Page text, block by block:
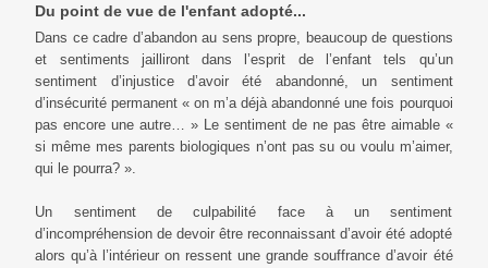
Du point de vue de l'enfant adopté...
Dans ce cadre d’abandon au sens propre, beaucoup de questions
et sentiments jailliront dans l’esprit de l’enfant tels qu’un
sentiment d’injustice d’avoir été abandonné, un sentiment
d’insécurité permanent « on m’a déjà abandonné une fois pourquoi
pas encore une autre… » Le sentiment de ne pas être aimable «
si même mes parents biologiques n’ont pas su ou voulu m’aimer,
qui le pourra? ».
Un sentiment de culpabilité face à un sentiment
d’incompréhension de devoir être reconnaissant d’avoir été adopté
alors qu’à l’intérieur on ressent une grande souffrance d’avoir été